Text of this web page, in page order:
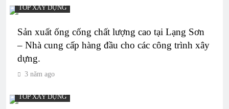
TOP XÂY DỰNG
Sản xuất ống cống chất lượng cao tại Lạng Sơn
– Nhà cung cấp hàng đầu cho các công trình xây
dựng.
3 năm ago
TOP XÂY DỰNG